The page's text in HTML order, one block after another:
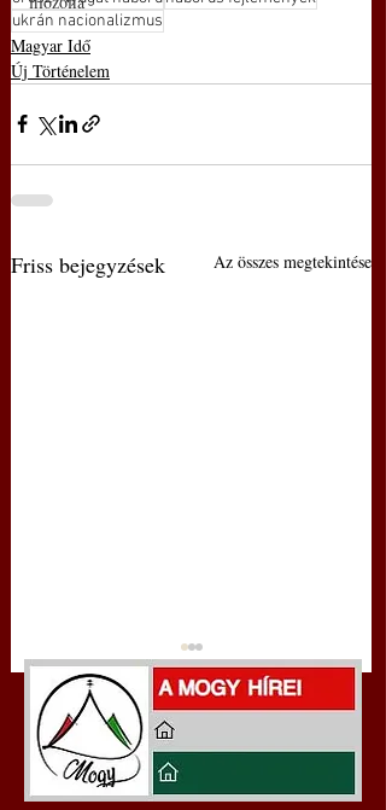
ukrán nacionalizmus
Magyar Idő
Új Történelem
Friss bejegyzések Az összes megtekintése